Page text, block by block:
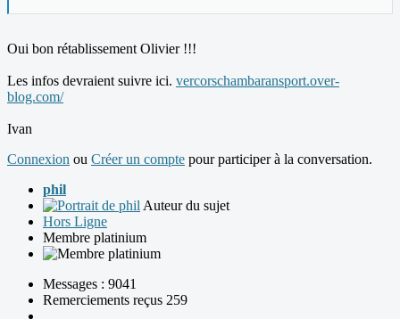
Oui bon rétablissement Olivier !!!
Les infos devraient suivre ici. vercorschambaransport.over-
blog.com/
Ivan
Connexion ou Créer un compte pour participer à la conversation.
phil
Auteur du sujet
Hors Ligne
Membre platinium
Messages : 9041
Remerciements reçus 259